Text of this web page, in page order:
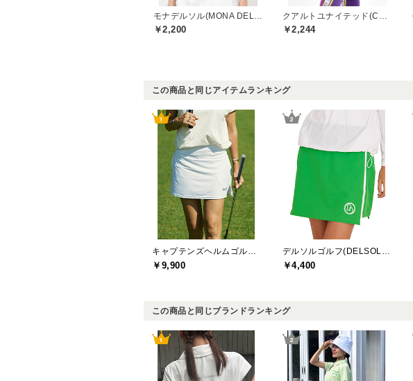
￥2,200 ￥2,244
この商品と同じアイテムランキング
￥9,900 ￥4,400
この商品と同じブランドランキング